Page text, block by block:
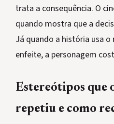
trata a consequência. O
quando mostra que a
Já quando a história usa
enfeite, a personagem
Estereótipos que
repetiu e como